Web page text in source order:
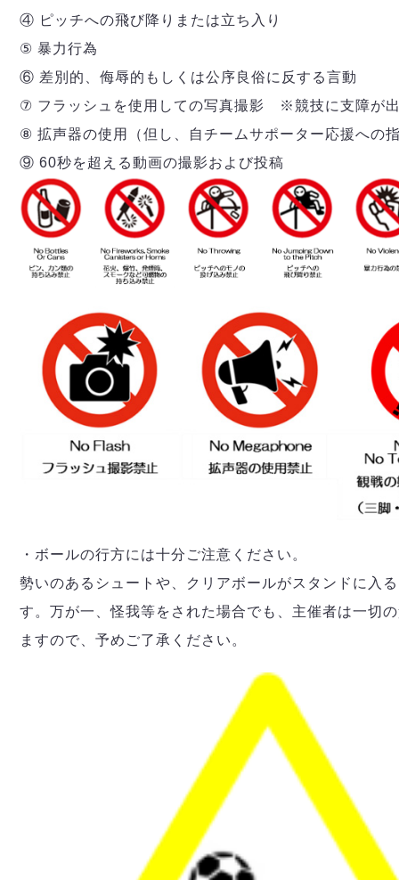
④ ピッチへの飛び降りまたは立ち入り
⑤ 暴力行為
⑥ 差別的、侮辱的もしくは公序良俗に反する言動
⑦ フラッシュを使用しての写真撮影 ※競技に支障が
⑧ 拡声器の使用（但し、自チームサポーター応援への
⑨ 60秒を超える動画の撮影および投稿
・ボールの行方には十分ご注意ください。
勢いのあるシュートや、クリアボールがスタンドに入
す。万が一、怪我等をされた場合でも、主催者は一切
ますので、予めご了承ください。